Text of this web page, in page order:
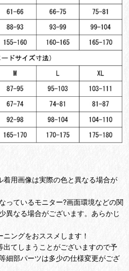
用画像は実際の色と異なる場合が
っているモニター?画面環境などの関
異なる場合がございます。あらかじ
ングをおススメします！
てしまうことがございますので予
細部パーツは多少の仕様変更がござ